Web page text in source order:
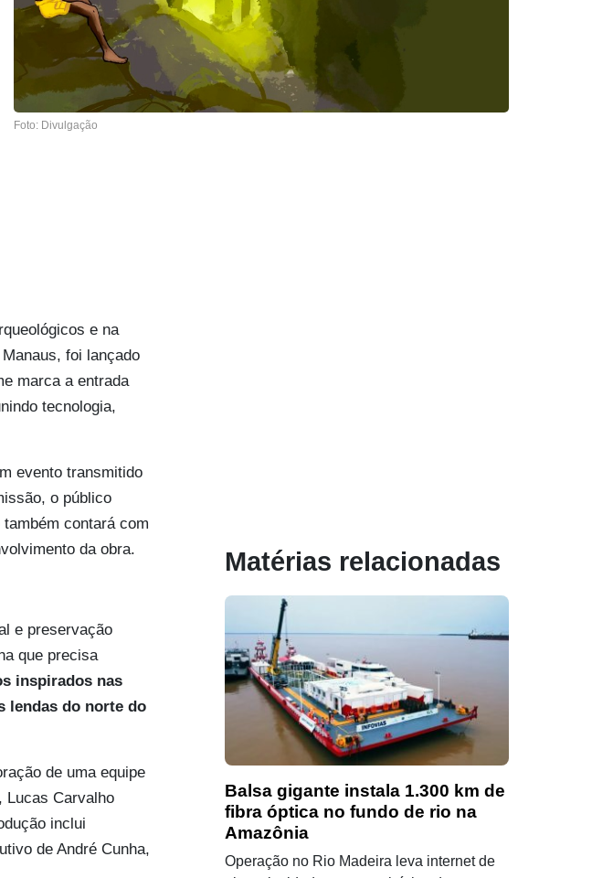
Foto: Divulgação
e na
foi lançado
marca a entrada
tecnologia,
evento transmitido
o público
contará com
da obra.
e preservação
que precisa
inspirados nas
lendas do norte do
de uma equipe
Lucas Carvalho
inclui
de André Cunha,
Matérias relacionadas
Balsa gigante instala 1.300 km de
fibra óptica no fundo de rio na
Amazônia
Operação no Rio Madeira leva internet de